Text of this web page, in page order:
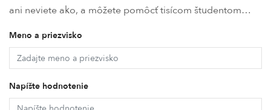
ani neviete ako, a môžete pomôcť tisícom študentom…
Meno a priezvisko
Napíšte hodnotenie